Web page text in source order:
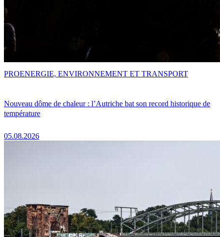
Nouveau dôme de chaleur : l’Autriche bat son record historique de
température
05.08.2026
PROENERGIE, ENVIRONNEMENT ET TRANSPORT